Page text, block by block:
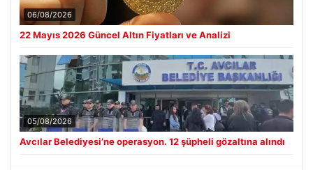
06/08/2026
22 Mayıs 2026 Güncel Altın Fiyatları ve Analizi
05/08/2026
Avcılar Belediyesi’ne operasyon. 12 şüpheli gözaltına alındı